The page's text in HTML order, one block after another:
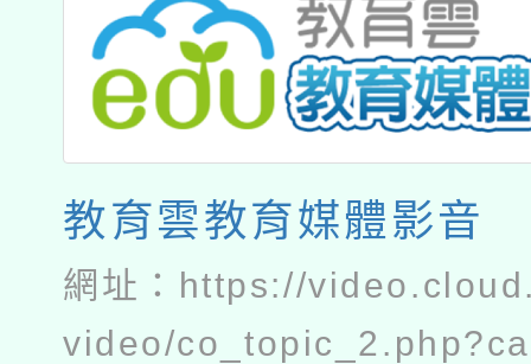
教育雲教育媒體影音
網址： https://
video/